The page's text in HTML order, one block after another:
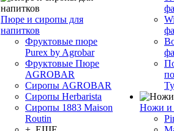
Пюре и сиропы для
напитков
Фруктовые пюре
Purex by Agrobar
Фруктовые Пюре
AGROBAR
Сиропы AGROBAR
Сиропы Herbarista
Сиропы 1883 Maison
Routin
Ножи и